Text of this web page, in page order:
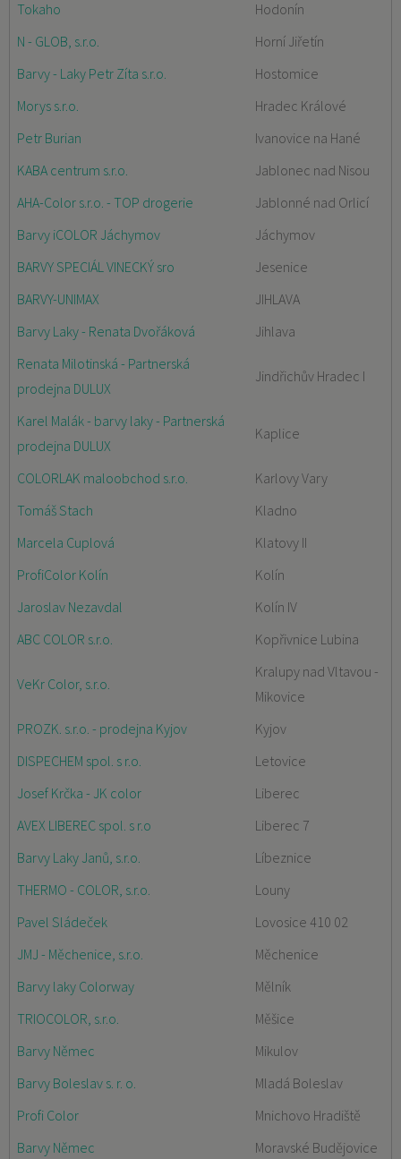
Tokaho
Hodonín
N - GLOB, s.r.o.
Horní Jiřetín
Barvy - Laky Petr Zíta s.r.o.
Hostomice
Morys s.r.o.
Hradec Králové
Petr Burian
Ivanovice na Hané
KABA centrum s.r.o.
Jablonec nad Nisou
AHA-Color s.r.o. - TOP drogerie
Jablonné nad Orlicí
Barvy iCOLOR Jáchymov
Jáchymov
BARVY SPECIÁL VINECKÝ sro
Jesenice
BARVY-UNIMAX
JIHLAVA
Barvy Laky - Renata Dvořáková
Jihlava
Renata Milotinská - Partnerská
prodejna DULUX
Jindřichův Hradec I
Karel Malák - barvy laky - Partnerská
prodejna DULUX
Kaplice
COLORLAK maloobchod s.r.o.
Karlovy Vary
Tomáš Stach
Kladno
Marcela Cuplová
Klatovy II
ProfiColor Kolín
Kolín
Jaroslav Nezavdal
Kolín IV
ABC COLOR s.r.o.
Kopřivnice Lubina
VeKr Color, s.r.o.
Kralupy nad Vltavou -
Mikovice
PROZK. s.r.o. - prodejna Kyjov
Kyjov
DISPECHEM spol. s r.o.
Letovice
Josef Krčka - JK color
Liberec
AVEX LIBEREC spol. s r.o
Liberec 7
Barvy Laky Janů, s.r.o.
Líbeznice
THERMO - COLOR, s.r.o.
Louny
Pavel Sládeček
Lovosice 410 02
JMJ - Měchenice, s.r.o.
Měchenice
Barvy laky Colorway
Mělník
TRIOCOLOR, s.r.o.
Měšice
Barvy Němec
Mikulov
Barvy Boleslav s. r. o.
Mladá Boleslav
Profi Color
Mnichovo Hradiště
Barvy Němec
Moravské Budějovice